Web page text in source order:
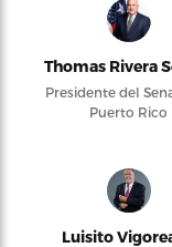
Thomas Rivera
Presidente del
Puerto Rico
Luisito